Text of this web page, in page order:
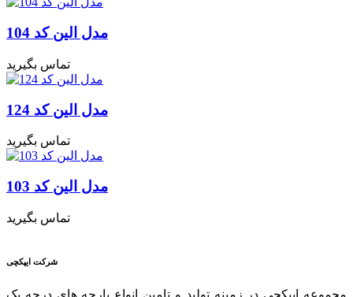
مدل الین کد 104
تماس بگیرید
مدل الین کد 124
تماس بگیرید
مدل الین کد 103
تماس بگیرید
شرکت ایپکچی
مجموعه ایپکچی در زمینه تولید و تامین انواع پارچه های درجه یک